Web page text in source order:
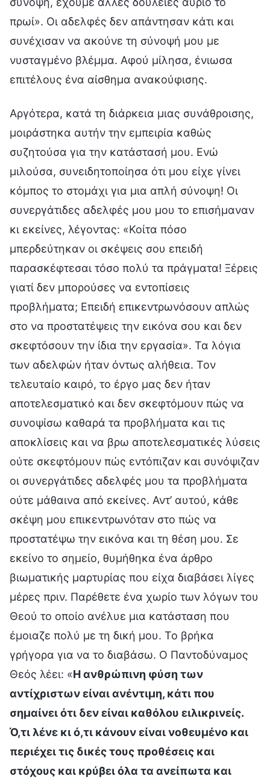
πρωί». Οι αδελφές δεν απάντησαν κάτι και
συνέχισαν να ακούνε τη σύνοψή μου με
νυσταγμένο βλέμμα. Αφού μίλησα, ένιωσα
επιτέλους ένα αίσθημα ανακούφισης.
Αργότερα, κατά τη διάρκεια μιας συνάθροισης,
μοιράστηκα αυτήν την εμπειρία καθώς
συζητούσα για την κατάστασή μου. Ενώ
μιλούσα, συνειδητοποίησα ότι μου είχε γίνει
κόμπος το στομάχι για μια απλή σύνοψη! Οι
συνεργάτιδες αδελφές μου μου το επισήμαναν
κι εκείνες, λέγοντας: «Κοίτα πόσο
μπερδεύτηκαν οι σκέψεις σου επειδή
παρασκέφτεσαι τόσο πολύ τα πράγματα! Ξέρεις
γιατί δεν μπορούσες να εντοπίσεις
προβλήματα; Επειδή επικεντρωνόσουν απλώς
στο να προστατέψεις την εικόνα σου και δεν
σκεφτόσουν την ίδια την εργασία». Τα λόγια
των αδελφών ήταν όντως αλήθεια. Τον
τελευταίο καιρό, το έργο μας δεν ήταν
αποτελεσματικό και δεν σκεφτόμουν πώς να
συνοψίσω καθαρά τα προβλήματα και τις
αποκλίσεις και να βρω αποτελεσματικές λύσεις
ούτε σκεφτόμουν πώς εντόπιζαν και συνόψιζαν
οι συνεργάτιδες αδελφές μου τα προβλήματα
ούτε μάθαινα από εκείνες. Αντ’ αυτού, κάθε
σκέψη μου επικεντρωνόταν στο πώς να
προστατέψω την εικόνα και τη θέση μου. Σε
εκείνο το σημείο, θυμήθηκα ένα άρθρο
βιωματικής μαρτυρίας που είχα διαβάσει λίγες
μέρες πριν. Παρέθετε ένα χωρίο των λόγων του
Θεού το οποίο ανέλυε μια κατάσταση που
έμοιαζε πολύ με τη δική μου. Το βρήκα
γρήγορα για να το διαβάσω. Ο Παντοδύναμος
Θεός λέει: «Η ανθρώπινη φύση των
αντίχριστων είναι ανέντιμη, κάτι που
σημαίνει ότι δεν είναι καθόλου ειλικρινείς.
Ό,τι λένε κι ό,τι κάνουν είναι νοθευμένο και
περιέχει τις δικές τους προθέσεις και
στόχους και κρύβει όλα τα ανείπωτα και